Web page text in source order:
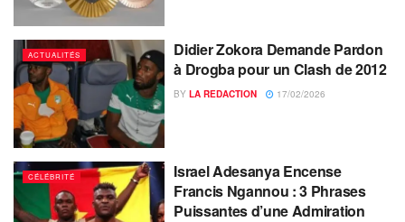
ACTUALITÉS
Didier Zokora Demande Pardon
à Drogba pour un Clash de 2012
BY LA REDACTION 17/02/2026
CÉLÉBRITÉ
Israel Adesanya Encense
Francis Ngannou : 3 Phrases
Puissantes d’une Admiration